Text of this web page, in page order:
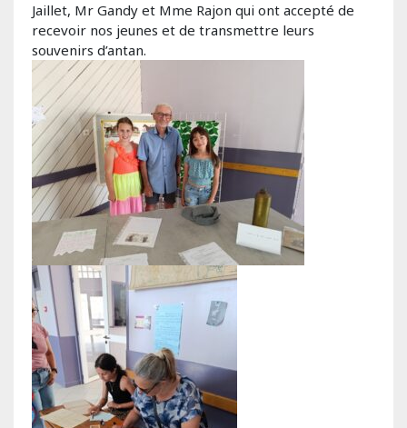
Jaillet, Mr Gandy et Mme Rajon qui ont accepté de
recevoir nos jeunes et de transmettre leurs
souvenirs d’antan.